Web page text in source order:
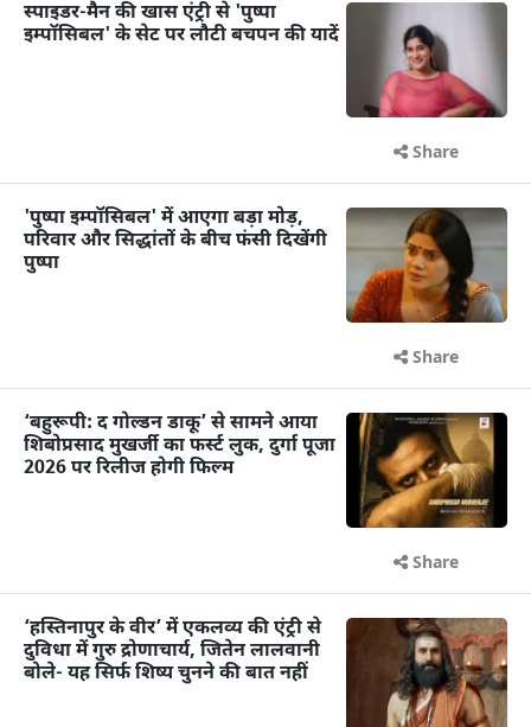
स्पाइडर-मैन की खास एंट्री से 'पुष्पा
इम्पॉसिबल' के सेट पर लौटी बचपन की यादें
Share
'पुष्पा इम्पॉसिबल' में आएगा बड़ा मोड़,
परिवार और सिद्धांतों के बीच फंसी दिखेंगी
पुष्पा
Share
‘बहुरूपी: द गोल्डन डाकू’ से सामने आया
शिबोप्रसाद मुखर्जी का फर्स्ट लुक, दुर्गा पूजा
2026 पर रिलीज होगी फिल्म
Share
‘हस्तिनापुर के वीर’ में एकलव्य की एंट्री से
दुविधा में गुरु द्रोणाचार्य, जितेन लालवानी
बोले- यह सिर्फ शिष्य चुनने की बात नहीं